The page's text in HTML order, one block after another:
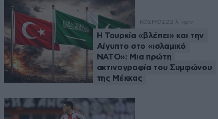
ΚΟΣΜΟΣ22 λ. πριν
Η Τουρκία «βλέπει» και την
Αίγυπτο στο «ισλαμικό
ΝΑΤΟ»: Μια πρώτη
ακτινογραφία του Συμφώνου
της Μέκκας